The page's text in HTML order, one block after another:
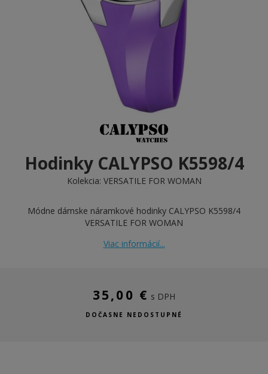
Hodinky CALYPSO K5598/4
Kolekcia: VERSATILE FOR WOMAN
Módne dámske náramkové hodinky CALYPSO K5598/4
VERSATILE FOR WOMAN
Viac informácií...
35,00 € s DPH
DOČASNE NEDOSTUPNÉ